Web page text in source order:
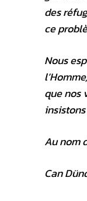
des
ce
Nous
que nos
Au nom
Can